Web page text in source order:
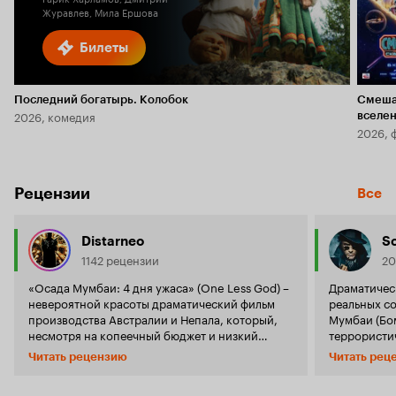
Билеты
Журавлев, Мила Ершова
Последний богатырь. Колобок
2026, комедия
2026,
Рецензии Все
Distarneo
1142 рецензии
«Осада Мумбаи: 4 дня ужаса» (One Less God) –
невероятной красоты драматический фильм
производства Австралии и Непала, который,
несмотря на копеечный бюджет и низкий
рейтинг в IMDb, остается для меня самым
эмоционально сильным фильмом последнего
Читать рецензию
реальных событиях.
Мумбаи
на отель
памяти
Читать